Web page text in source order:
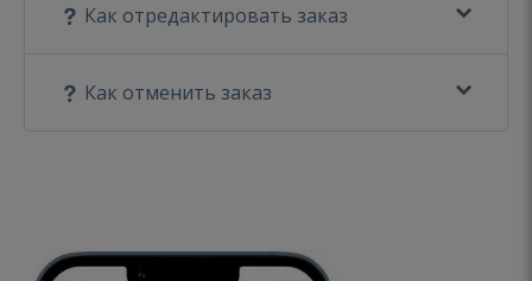
Как отредактировать заказ
Как отменить заказ